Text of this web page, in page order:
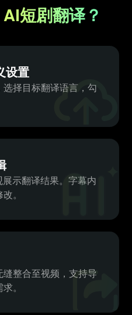
AI短剧翻译？
设置
择目标翻译语言，勾
示翻译结果。字幕内
。
整合至视频，支持导
。